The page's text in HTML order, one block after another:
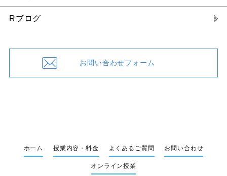
Rブログ
お問い合わせフォーム
ホーム 授業内容・料金 よくあるご質問 お問い合わせ
オンライン授業